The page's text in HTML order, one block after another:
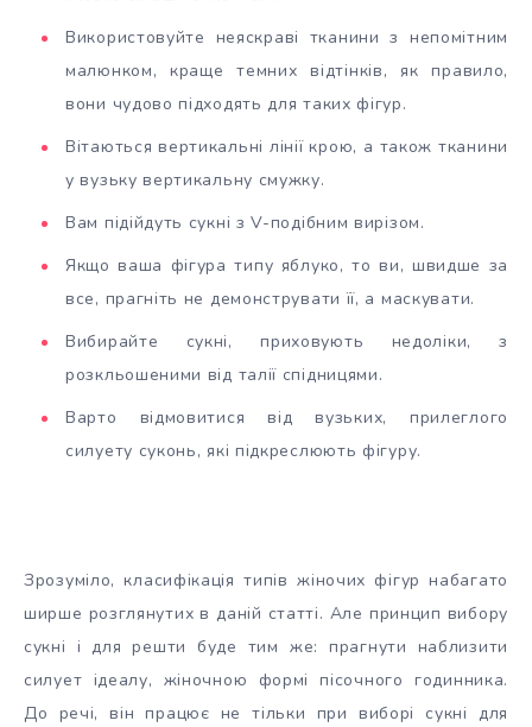
Використовуйте неяскраві тканини з непомітним
малюнком, краще темних відтінків, як правило,
вони чудово підходять для таких фігур.
Вітаються вертикальні лінії крою, а також тканини
у вузьку вертикальну смужку.
Вам підійдуть сукні з V-подібним вирізом.
Якщо ваша фігура типу яблуко, то ви, швидше за
все, прагніть не демонструвати її, а маскувати.
Вибирайте сукні, приховують недоліки, з
розкльошеними від талії спідницями.
Варто відмовитися від вузьких, прилеглого
силуету суконь, які підкреслюють фігуру.
Зрозуміло, класифікація типів жіночих фігур набагато
ширше розглянутих в даній статті. Але принцип вибору
сукні і для решти буде тим же: прагнути наблизити
силует ідеалу, жіночною формі пісочного годинника.
До речі, він працює не тільки при виборі сукні для